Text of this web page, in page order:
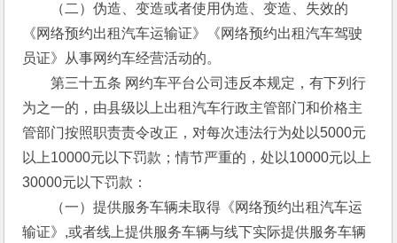
（二）伪造、变造或者使用伪造、变造、失效的
《网络预约出租汽车运输证》《网络预约出租汽车驾驶
员证》从事网约车经营活动的。
第三十五条 网约车平台公司违反本规定，有下列行
为之一的，由县级以上出租汽车行政主管部门和价格主
管部门按照职责责令改正，对每次违法行为处以5000元
以上10000元以下罚款；情节严重的，处以10000元以上
30000元以下罚款：
（一）提供服务车辆未取得《网络预约出租汽车运
输证》,或者线上提供服务车辆与线下实际提供服务车辆